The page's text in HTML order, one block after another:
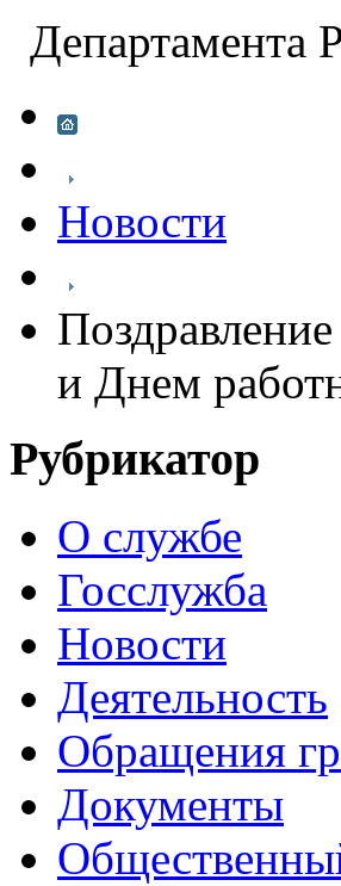
Новости
и Днем
Рубрикатор
О службе
Госслужба
Новости
Деятельность
Обращения
Документы